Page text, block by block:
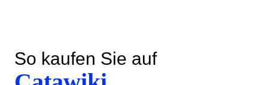
So kaufen Sie auf